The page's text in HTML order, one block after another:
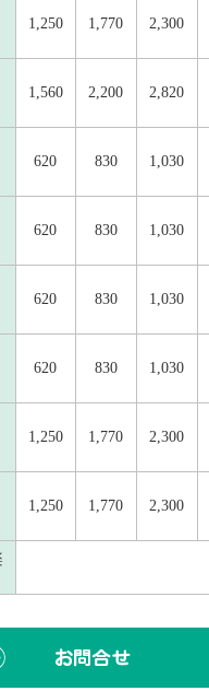
1,250 1,770 2,300
1,560 2,200 2,820
620 830 1,030
620 830 1,030
620 830 1,030
620 830 1,030
1,250 1,770 2,300
1,250 1,770 2,300